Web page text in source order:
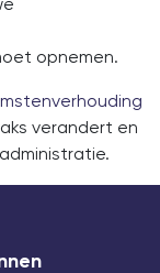
opnemen.
verandert en